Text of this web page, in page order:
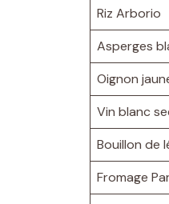
Riz Arborio
Asperges
Oignon
Vin blanc
Bouillon de
Fromage